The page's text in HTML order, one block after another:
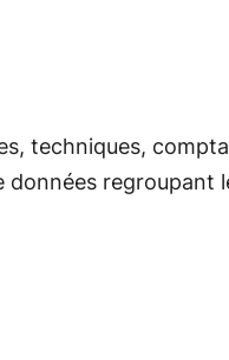
techniques,
données regroupant